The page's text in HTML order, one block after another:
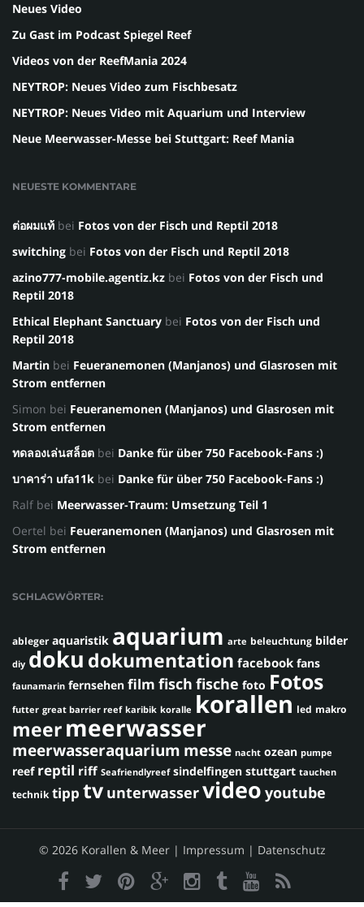
Neues Video
Zu Gast im Podcast Spiegel Reef
Videos von der ReefMania 2024
NEYTROP: Neues Video zum Fischbesatz
NEYTROP: Neues Video mit Aquarium und Interview
Neue Meerwasser-Messe bei Stuttgart: Reef Mania
NEUESTE KOMMENTARE
ต่อผมแท้ bei Fotos von der Fisch und Reptil 2018
switching bei Fotos von der Fisch und Reptil 2018
azino777-mobile.agentiz.kz bei Fotos von der Fisch und
Reptil 2018
Ethical Elephant Sanctuary bei Fotos von der Fisch und
Reptil 2018
Martin bei Feueranemonen (Manjanos) und Glasrosen mit
Strom entfernen
Simon bei Feueranemonen (Manjanos) und Glasrosen mit
Strom entfernen
ทดลองเล่นสล็อต bei Danke für über 750 Facebook-Fans :)
บาคาร่า ufa11k bei Danke für über 750 Facebook-Fans :)
Ralf bei Meerwasser-Traum: Umsetzung Teil 1
Oertel bei Feueranemonen (Manjanos) und Glasrosen mit
Strom entfernen
SCHLAGWÖRTER:
ableger aquaristik aquarium arte beleuchtung bilder
diy doku dokumentation facebook fans
faunamarin fernsehen film fisch fische foto Fotos
futter great barrier reef karibik koralle korallen led makro
meermeerwasser
meerwasseraquarium messe nacht ozean pumpe
reef reptil riff Seafriendlyreef sindelfingen stuttgart tauchen
technik tipp tv unterwasservideo youtube
© 2026 Korallen & Meer | Impressum | Datenschutz